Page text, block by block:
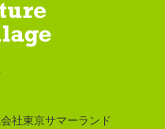
社東京サマーランド